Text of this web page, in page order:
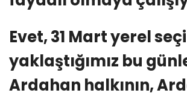
Evet, 31 Mart yerel
yaklaştığımız bu
Ardahan halkının,